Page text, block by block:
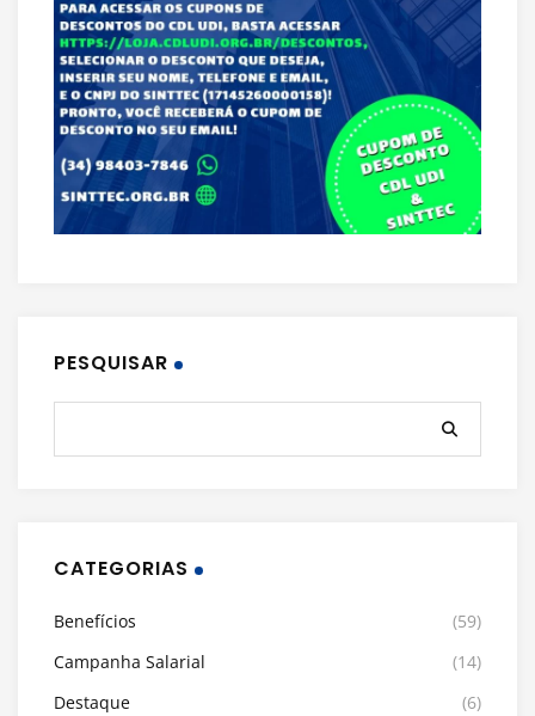
PESQUISAR
CATEGORIAS
Benefícios
(59)
Campanha Salarial
(14)
Destaque
(6)